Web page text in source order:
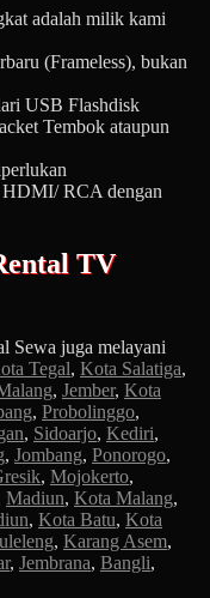
adalah milik kami
(Frameless), bukan
USB Flashdisk
Tembok ataupun
RCA dengan
TV
Sewa juga melayani
Tegal, Kota Salatiga,
, Jember, Kota
, Probolinggo,
, Sidoarjo, Kediri,
, Jombang, Ponorogo,
, Mojokerto,
Madiun, Kota Malang,
, Kota Batu, Kota
, Karang Asem,
, Jembrana, Bangli,